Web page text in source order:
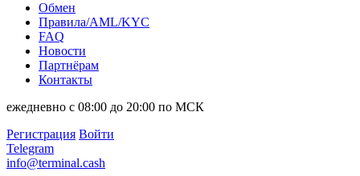
Обмен
Правила/AML/KYC
FAQ
Новости
Партнёрам
Контакты
ежедневно с 08:00 до 20:00 по МСК
Регистрация Войти
Telegram
info@terminal.cash